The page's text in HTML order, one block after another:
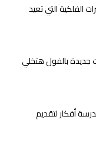
الفلكية التي تعيد
بالفول هتخلي
أفكار لتقديم